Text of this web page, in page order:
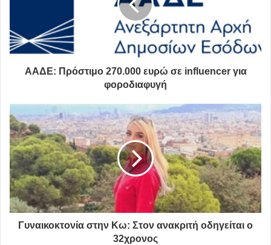
καταστημάτων στο σημείο της επίθεσης έχουν λάβει οι
αστυνομικοί που ερευνούν την υπόθεση, με σκοπό να
εντοπίσουν και να συλλάβουν τον επίδοξο βιαστή.
Πηγή: reader.gr
ΔΗΜΟΣ ΝΕΑΣ ΙΩΝΙΑΣ
ΑΑΔΕ: Πρόστιμο 270.000 ευρώ σε influencer για
φοροδιαφυγή
Γυναικοκτονία στην Κω: Στον ανακριτή οδηγείται ο
32χρονος